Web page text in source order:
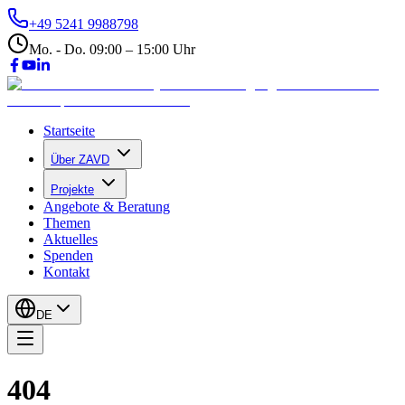
+49 5241 9988798
Mo. - Do. 09:00 – 15:00 Uhr
Startseite
Über ZAVD
Projekte
Angebote & Beratung
Themen
Aktuelles
Spenden
Kontakt
DE
404